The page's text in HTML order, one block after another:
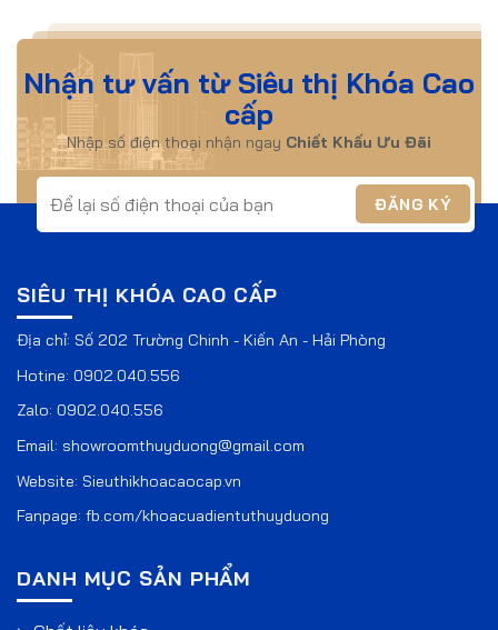
Nhận tư vấn từ Siêu thị Khóa Cao
cấp
Nhập số điện thoại nhận ngay Chiết Khấu Ưu Đãi
SIÊU THỊ KHÓA CAO CẤP
Địa chỉ: Số 202 Trường Chinh - Kiến An - Hải Phòng
Hotine: 0902.040.556
Zalo: 0902.040.556
Email: showroomthuyduong@gmail.com
Website: Sieuthikhoacaocap.vn
Fanpage: fb.com/khoacuadientuthuyduong
DANH MỤC SẢN PHẨM